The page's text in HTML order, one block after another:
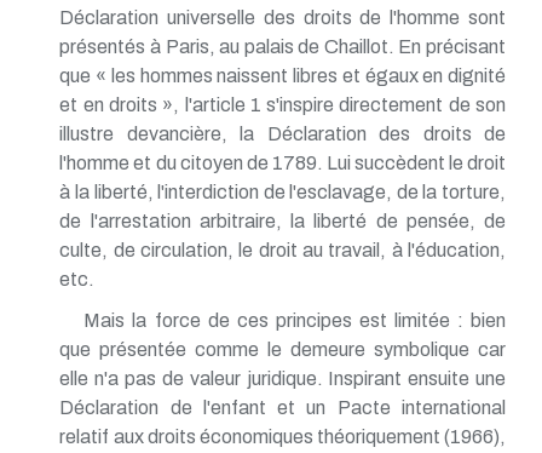
TP - Mars 2018
TP - Février 2018
TP - Janvier 2018
Déclaration universelle des droits de l'homme sont
présentés à Paris, au palais de Chaillot. En précisant
que « les hommes naissent libres et égaux en dignité
et en droits », l'article 1 s'inspire directement de son
illustre devancière, la Déclaration des droits de
l'homme et du citoyen de 1789. Lui succèdent le droit
à la liberté, l'interdiction de l'esclavage, de la torture,
de l'arrestation arbitraire, la liberté de pensée, de
culte, de circulation, le droit au travail, à l'éducation,
etc.
Mais la force de ces principes est limitée : bien
que présentée comme le demeure symbolique car
elle n'a pas de valeur juridique. Inspirant ensuite une
Déclaration de l'enfant et un Pacte international
relatif aux droits économiques théoriquement (1966),